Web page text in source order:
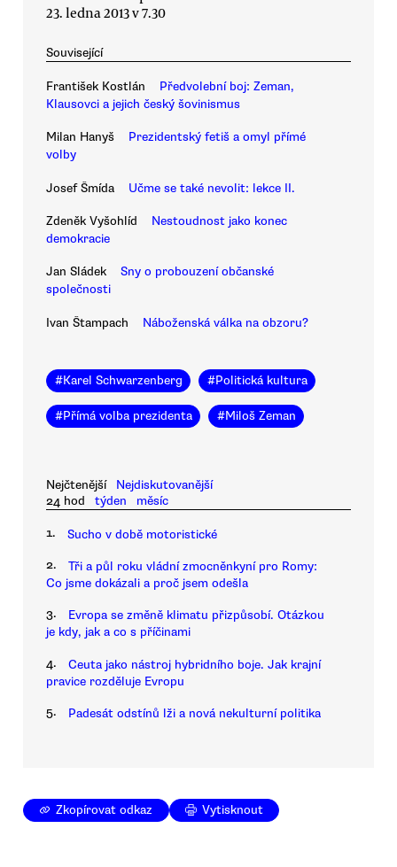
23. ledna 2013 v 7.30
Související
František Kostlán
Předvolební boj: Zeman,
Klausovci a jejich český šovinismus
Milan Hanyš
Prezidentský fetiš a omyl přímé
volby
Josef Šmída Učme se také nevolit: lekce II.
Zdeněk Vyšohlíd
Nestoudnost jako konec
demokracie
Jan Sládek
Sny o probouzení občanské
společnosti
Ivan Štampach Náboženská válka na obzoru?
#Karel Schwarzenberg #Politická kultura
#Přímá volba prezidenta #Miloš Zeman
Nejčtenější
Nejdiskutovanější
24 hod
týden měsíc
1. Sucho v době motoristické
2.
Tři a půl roku vládní zmocněnkyní pro Romy:
Co jsme dokázali a proč jsem odešla
3.
Evropa se změně klimatu přizpůsobí. Otázkou
je kdy, jak a co s příčinami
4.
Ceuta jako nástroj hybridního boje. Jak krajní
pravice rozděluje Evropu
5. Padesát odstínů lži a nová nekulturní politika
Zkopírovat odkaz Vytisknout